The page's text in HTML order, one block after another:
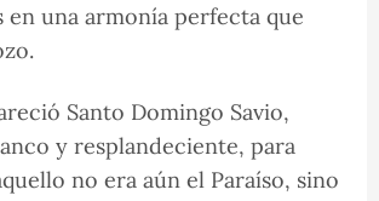
una armonía perfecta que
Santo Domingo Savio,
y resplandeciente, para
no era aún el Paraíso, sino